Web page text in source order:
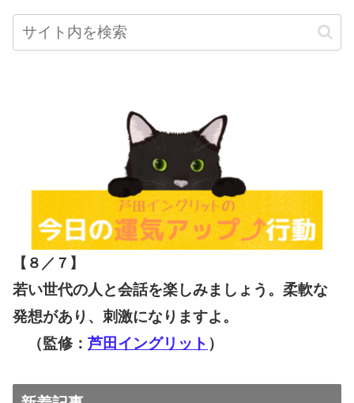
【８／７ 】
若い世代の人と会話を楽しみましょう。柔軟な
発想があり、刺激になりますよ。
（監修： 芦田イングリット ）